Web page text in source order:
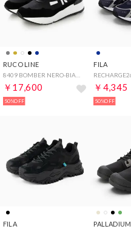
RUCO LINE
￥17,600
50%OFF
FILA
￥4,345
50%OFF
FILA PALLADIUM